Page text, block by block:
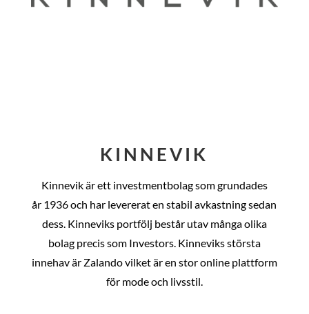
KINNEVIK
Kinnevik är ett investmentbolag som grundades
år 1936 och har levererat en stabil avkastning sedan
dess. Kinneviks portfölj består utav många olika
bolag precis som Investors. Kinneviks största
innehav är Zalando vilket är en stor online plattform
för mode och livsstil.